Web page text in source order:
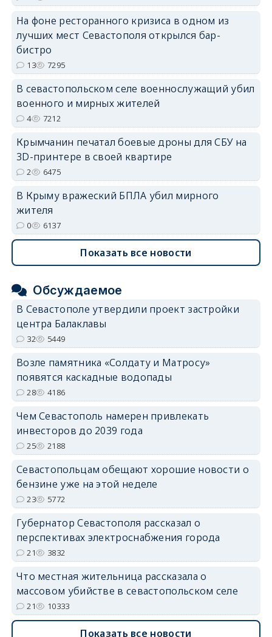
erid: 2SDnjdvhGXG
На фоне ресторанного кризиса в одном из
лучших мест Севастополя открылся бар-
бистро
13 7295
В севастопольском селе военнослужащий убил
военного и мирных жителей
4 7212
Крымчанин печатал боевые дроны для СБУ на
3D-принтере в своей квартире
2 6475
В Крыму вражеский БПЛА убил мирного
жителя
0 6137
Показать все новости
Обсуждаемое
В Севастополе утвердили проект застройки
центра Балаклавы
32 5449
Возле памятника «Солдату и Матросу»
появятся каскадные водопады
28 4186
Чем Севастополь намерен привлекать
инвесторов до 2039 года
25 2188
Севастопольцам обещают хорошие новости о
бензине уже на этой неделе
23 5772
Губернатор Севастополя рассказал о
перспективах электроснабжения города
21 3832
Что местная жительница рассказала о
массовом убийстве в севастопольском селе
21 10333
Показать все новости